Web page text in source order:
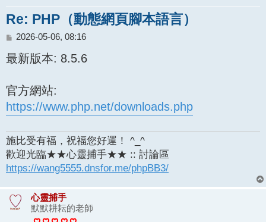
Re: PHP（動態網頁腳本語言）
文
2026-05-06, 08:16
最新版本: 8.5.6
官方網站:
https://www.php.net/downloads.php
施比受有福，祝福您好運！ ^_^
歡迎光臨★★心靈捕手★★ :: 討論區
https://wang5555.dnsfor.me/phpBB3/
心靈捕手
默默耕耘的老師